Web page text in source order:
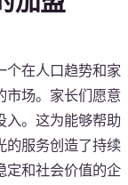
个在人口趋势和家
市场。家长们愿意
入。这为能够帮助
的服务创造了持续
定和社会价值的企